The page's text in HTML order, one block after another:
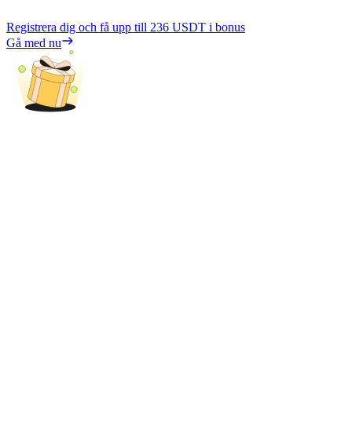
Registrera dig och få upp till 236 USDT i bonus
Gå med nu